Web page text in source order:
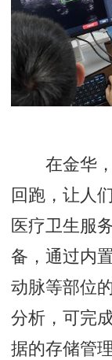
在金华，
回跑，让人
医疗卫生服
备，通过内
动脉等部位
分析，可完
据的存储管